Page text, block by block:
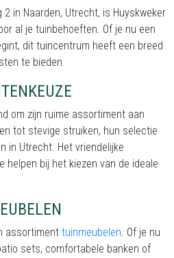
in Naarden, Utrecht, is Huyskweker
al je tuinbehoeften. Of je nu een
dit tuincentrum heeft een breed
te bieden.
om zijn ruime assortiment aan
tot stevige struiken, hun selectie
in Utrecht. Het vriendelijke
helpen bij het kiezen van de ideale
assortiment tuinmeubelen. Of je nu
sets, comfortabele banken of